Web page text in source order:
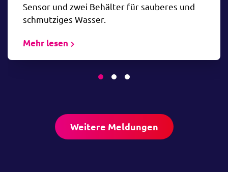
Sensor und zwei Behälter für sauberes und
schmutziges Wasser.
Mehr lesen
Weitere Meldungen